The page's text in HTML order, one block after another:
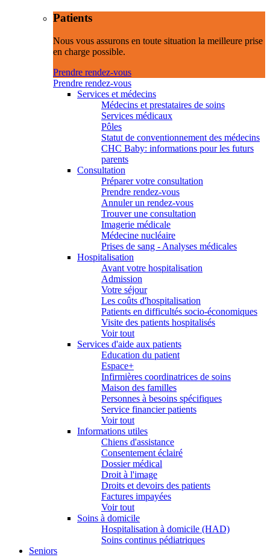
Patients
Nous vous assurons en toute situation la meilleure prise
en charge possible.
Prendre rendez-vous
Prendre rendez-vous
Services et médecins
Médecins et prestataires de soins
Services médicaux
Pôles
Statut de conventionnement des médecins
CHC Baby: informations pour les futurs
parents
Consultation
Préparer votre consultation
Prendre rendez-vous
Annuler un rendez-vous
Trouver une consultation
Imagerie médicale
Médecine nucléaire
Prises de sang - Analyses médicales
Hospitalisation
Avant votre hospitalisation
Admission
Votre séjour
Les coûts d'hospitalisation
Patients en difficultés socio-économiques
Visite des patients hospitalisés
Voir tout
Services d'aide aux patients
Education du patient
Espace+
Infirmières coordinatrices de soins
Maison des familles
Personnes à besoins spécifiques
Service financier patients
Voir tout
Informations utiles
Chiens d'assistance
Consentement éclairé
Dossier médical
Droit à l'image
Droits et devoirs des patients
Factures impayées
Voir tout
Soins à domicile
Hospitalisation à domicile (HAD)
Soins continus pédiatriques
Seniors